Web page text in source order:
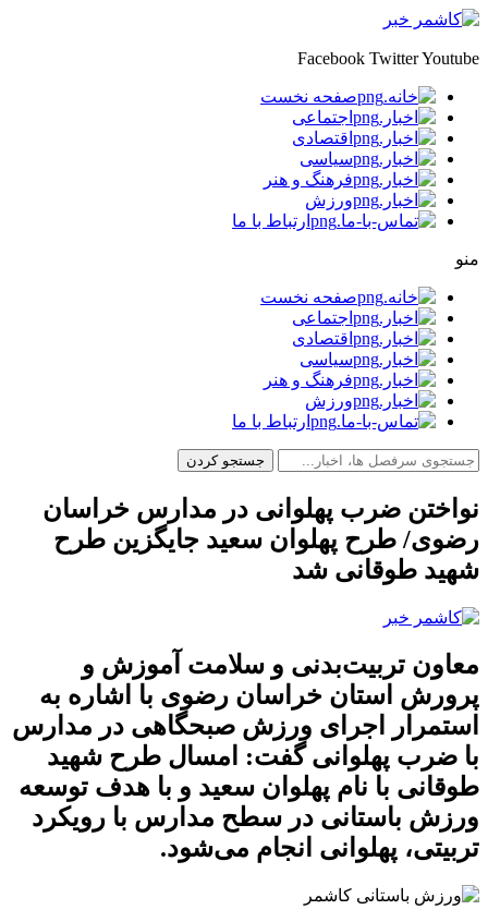
Facebook TwitterYoutube
صفحه نخست
اجتماعی
اقتصادی
سیاسی
فرهنگ و هنر
ورزش
ارتباط با ما
منو
صفحه نخست
اجتماعی
اقتصادی
سیاسی
فرهنگ و هنر
ورزش
ارتباط با ما
نواختن ضرب پهلوانی در مدارس خراسان
رضوی/ طرح پهلوان سعید جایگزین طرح
شهید طوقانی شد
معاون تربیت‌بدنی و سلامت آموزش و
پرورش استان خراسان رضوی با اشاره به
استمرار اجرای ورزش صبحگاهی در مدارس
با ضرب پهلوانی گفت: امسال طرح شهید
طوقانی با نام پهلوان سعید و با هدف توسعه
ورزش باستانی در سطح مدارس با رویکرد
تربیتی، پهلوانی انجام می‌شود.